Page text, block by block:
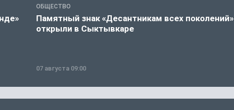
ОБЩЕСТВО
Памятный знак «Десантникам всех поколений»
открыли в Сыктывкаре
07 августа 09:00